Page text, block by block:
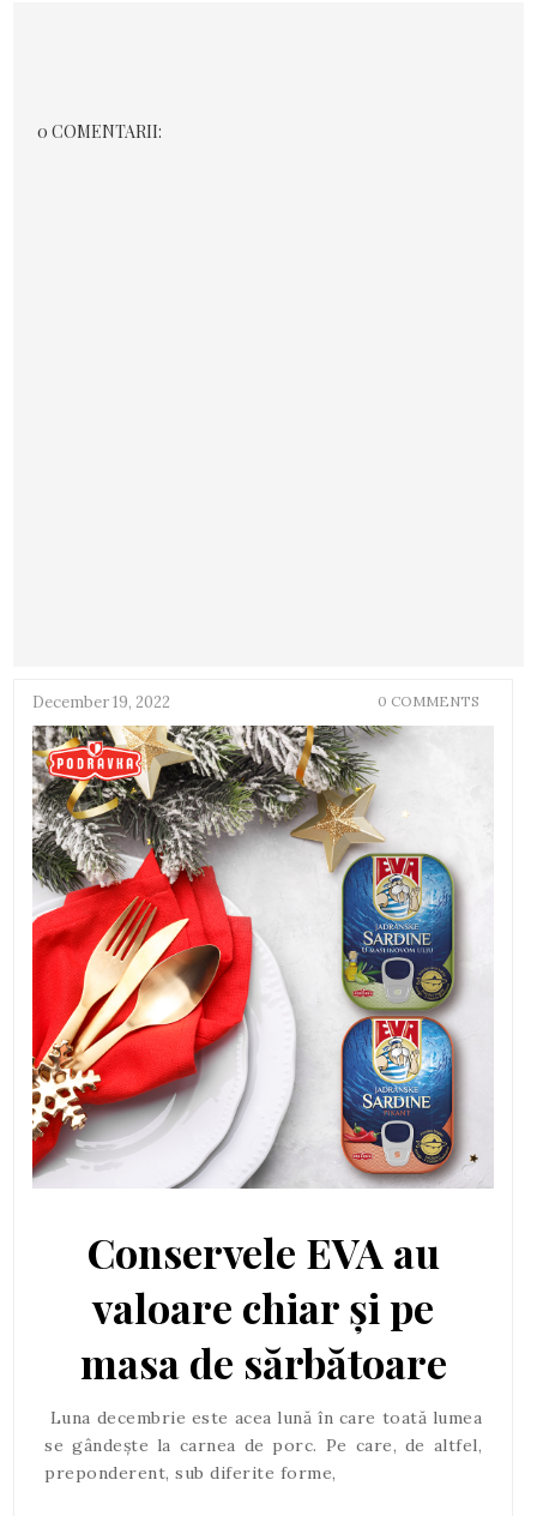
0 COMENTARII:
December 19, 2022 0 COMMENTS
Conservele EVA au
valoare chiar și pe
masa de sărbătoare
Luna decembrie este acea lună în care toată lumea
se gândește la carnea de porc. Pe care, de altfel,
preponderent, sub diferite forme,